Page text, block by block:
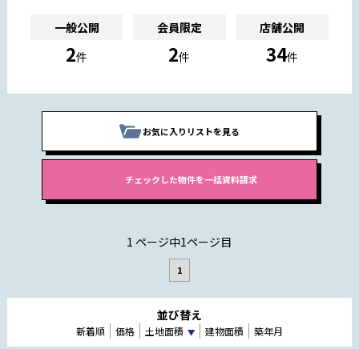
一般公開
2件
会員限定
2件
店舗公開
34件
お気に入りリストを見る
1 ページ中1ページ目
1
並び替え
新着順 価格 土地面積 建物面積 築年月